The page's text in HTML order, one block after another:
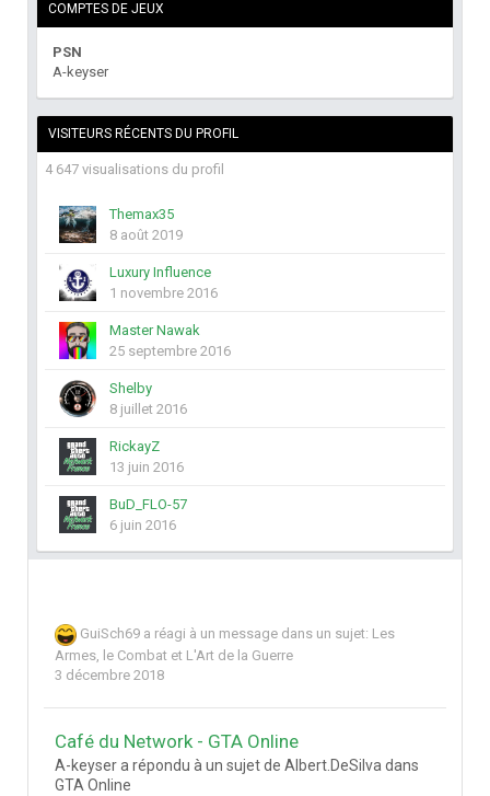
COMPTES DE JEUX
PSN
A-keyser
VISITEURS RÉCENTS DU PROFIL
4 647 visualisations du profil
Themax35
8 août 2019
Luxury Influence
1 novembre 2016
Master Nawak
25 septembre 2016
Shelby
8 juillet 2016
RickayZ
13 juin 2016
BuD_FLO-57
6 juin 2016
GuiSch69 a réagi à un message dans un sujet: Les
Armes, le Combat et L'Art de la Guerre
3 décembre 2018
Café du Network - GTA Online
A-keyser a répondu à un sujet de Albert.DeSilva dans
GTA Online